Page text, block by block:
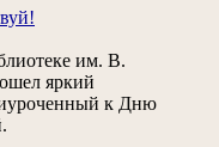
им. В.
яркий
к Дню